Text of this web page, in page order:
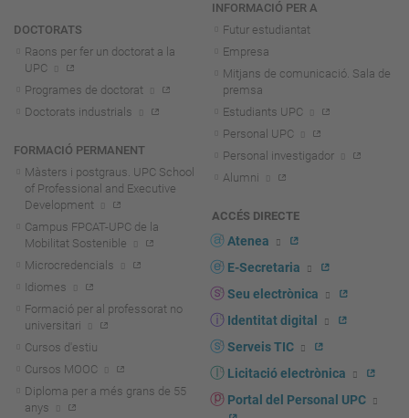
DOCTORATS
Raons per fer un doctorat a la
UPC
Programes de doctorat
Doctorats industrials
FORMACIÓ PERMANENT
Màsters i postgraus. UPC School
of Professional and Executive
Development
Campus FPCAT-UPC de la
Mobilitat Sostenible
Microcredencials
Idiomes
Formació per al professorat no
universitari
Cursos d'estiu
Cursos MOOC
Diploma per a més grans de 55
anys
INFORMACIÓ PER A
Futur estudiantat
Empresa
Mitjans de comunicació. Sala de
premsa
Estudiants UPC
Personal UPC
Personal investigador
Alumni
ACCÉS DIRECTE
Atenea
E-Secretaria
Seu electrònica
Identitat digital
Serveis TIC
Licitació electrònica
Portal del Personal UPC